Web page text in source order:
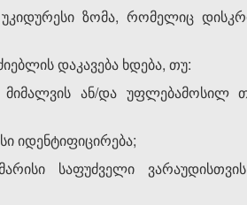
უკიდურესი ზომა, რომელიც
დაკავება ხდება, თუ:
მიმალვის ან/და უფლებამოსილ
იდენტიფიცირება;
საფუძველი